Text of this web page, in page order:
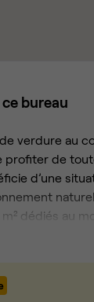
bureau
verdure au
de
d’une
de l’entreprise, nous vous
à vos